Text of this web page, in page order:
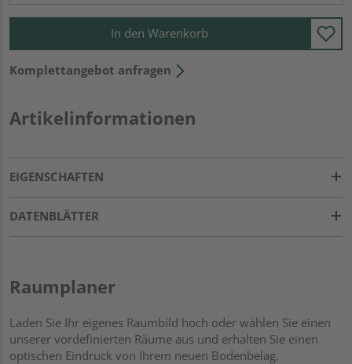
In den Warenkorb
Komplettangebot anfragen
Artikelinformationen
EIGENSCHAFTEN
DATENBLÄTTER
Raumplaner
Laden Sie Ihr eigenes Raumbild hoch oder wählen Sie einen
unserer vordefinierten Räume aus und erhalten Sie einen
optischen Eindruck von Ihrem neuen Bodenbelag.